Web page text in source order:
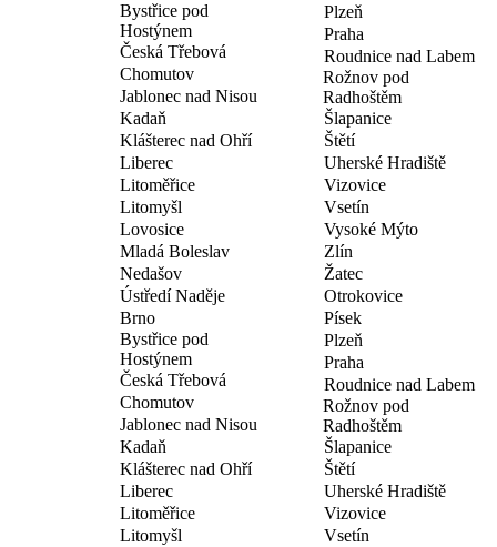
Bystřice pod
Hostýnem
Česká Třebová
Chomutov
Jablonec nad Nisou
Kadaň
Klášterec nad Ohří
Liberec
Litoměřice
Litomyšl
Lovosice
Mladá Boleslav
Nedašov
Plzeň
Praha
Roudnice nad Labem
Rožnov pod
Radhoštěm
Šlapanice
Štětí
Uherské Hradiště
Vizovice
Vsetín
Vysoké Mýto
Zlín
Žatec
Ústředí Naděje
Brno
Bystřice pod
Hostýnem
Česká Třebová
Chomutov
Jablonec nad Nisou
Kadaň
Klášterec nad Ohří
Liberec
Litoměřice
Litomyšl
Otrokovice
Písek
Plzeň
Praha
Roudnice nad Labem
Rožnov pod
Radhoštěm
Šlapanice
Štětí
Uherské Hradiště
Vizovice
Vsetín